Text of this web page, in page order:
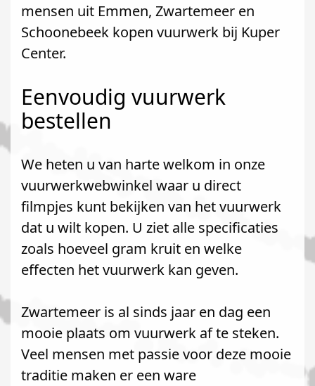
mensen uit Emmen, Zwartemeer en
Schoonebeek kopen vuurwerk bij Kuper
Center.
Eenvoudig vuurwerk
bestellen
We heten u van harte welkom in onze
vuurwerkwebwinkel waar u direct
filmpjes kunt bekijken van het vuurwerk
dat u wilt kopen. U ziet alle specificaties
zoals hoeveel gram kruit en welke
effecten het vuurwerk kan geven.
Zwartemeer is al sinds jaar en dag een
mooie plaats om vuurwerk af te steken.
Veel mensen met passie voor deze mooie
traditie maken er een ware